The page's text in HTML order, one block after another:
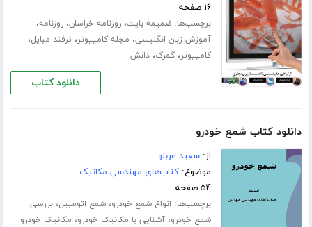
۱۶ صفحه
برچسب‌ها:ضمیمه بایت،روزنامه خراسان،روزنامه،
آموزش زبان انگلیسی، مجله کامپیوتر، ترفند مبایل،
کامپیوتر،گمرک،دانش
دانلود کتاب
دانلود کتاب شمع خودرو
از:سعید عربلو
موضوع:کتاب‌های مهندسی مکانیک
۵۴ صفحه
برچسب‌ها: انواع شمع خودرو،شمع اتومبیل،بررسی
شمع خودرو،آشنایی با مکانیک خودرو، مکانیک خودرو